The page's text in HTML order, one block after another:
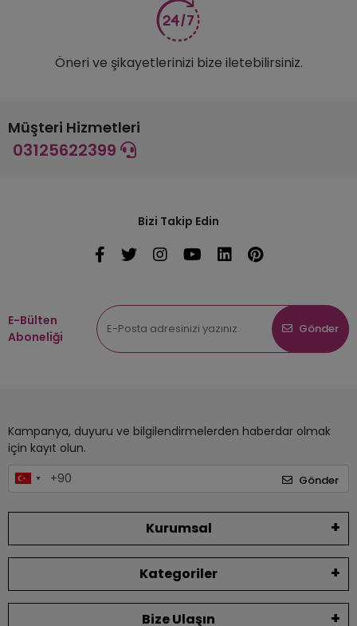
Öneri ve şikayetlerinizi bize iletebilirsiniz.
Müşteri Hizmetleri
03125622399
Bizi Takip Edin
E-Bülten
Aboneliği
Gönder
Kampanya, duyuru ve bilgilendirmelerden haberdar olmak
için kayıt olun.
Gönder
Kurumsal
Kategoriler
Bize Ulaşın